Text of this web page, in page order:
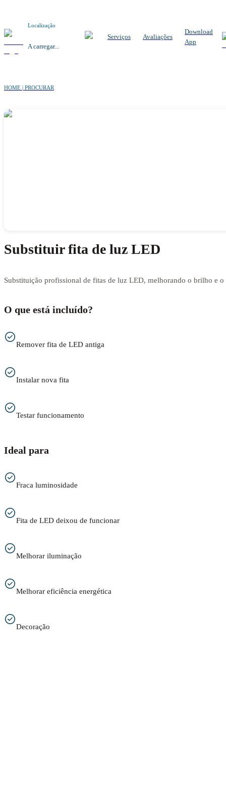
Localização
A carregar...
Serviços Avaliações
Download
App
HOME | PROCURAR
Substituir fita de luz LED
Substituição profissional de fitas de luz LED, melhorando o brilho e o
O que está incluído?
Remover fita de LED antiga
Instalar nova fita
Testar funcionamento
Ideal para
Fraca luminosidade
Fita de LED deixou de funcionar
Melhorar iluminação
Melhorar eficiência energética
Decoração